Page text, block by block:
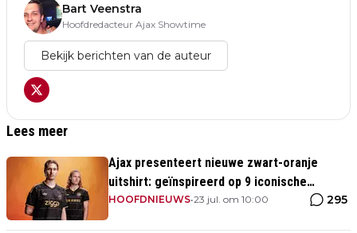
Bart Veenstra
Hoofdredacteur Ajax Showtime
Bekijk berichten van de auteur
Lees meer
Ajax presenteert nieuwe zwart-oranje
uitshirt: geïnspireerd op 9 iconische
momenten uit clubhistorie
HOOFDNIEUWS•23 jul. om 10:00 295